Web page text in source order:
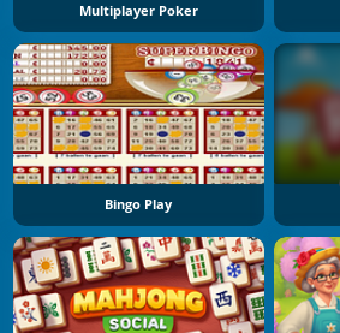
Multiplayer Poker
Bingo Play